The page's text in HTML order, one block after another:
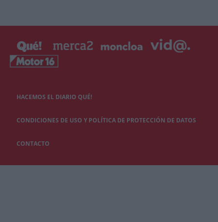
HACEMOS EL DIARIO QUÉ!
CONDICIONES DE USO Y POLÍTICA DE PROTECCIÓN DE DATOS
CONTACTO